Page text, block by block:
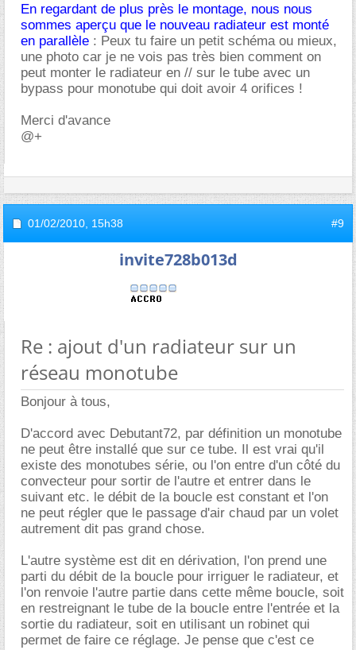
En regardant de plus près le montage, nous nous
sommes aperçu que le nouveau radiateur est monté
en parallèle : Peux tu faire un petit schéma ou mieux,
une photo car je ne vois pas très bien comment on
peut monter le radiateur en // sur le tube avec un
bypass pour monotube qui doit avoir 4 orifices !
Merci d'avance
@+
01/02/2010, 15h38 #9
invite728b013d
Re : ajout d'un radiateur sur un
réseau monotube
Bonjour à tous,
D'accord avec Debutant72, par définition un monotube
ne peut être installé que sur ce tube. Il est vrai qu'il
existe des monotubes série, ou l'on entre d'un côté du
convecteur pour sortir de l'autre et entrer dans le
suivant etc. le débit de la boucle est constant et l'on
ne peut régler que le passage d'air chaud par un volet
autrement dit pas grand chose.
L'autre système est dit en dérivation, l'on prend une
parti du débit de la boucle pour irriguer le radiateur, et
l'on renvoie l'autre partie dans cette même boucle, soit
en restreignant le tube de la boucle entre l'entrée et la
sortie du radiateur, soit en utilisant un robinet qui
permet de faire ce réglage. Je pense que c'est ce